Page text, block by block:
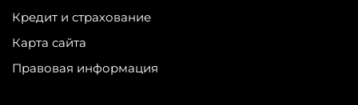
Кредит и страхование
Карта сайта
Правовая информация